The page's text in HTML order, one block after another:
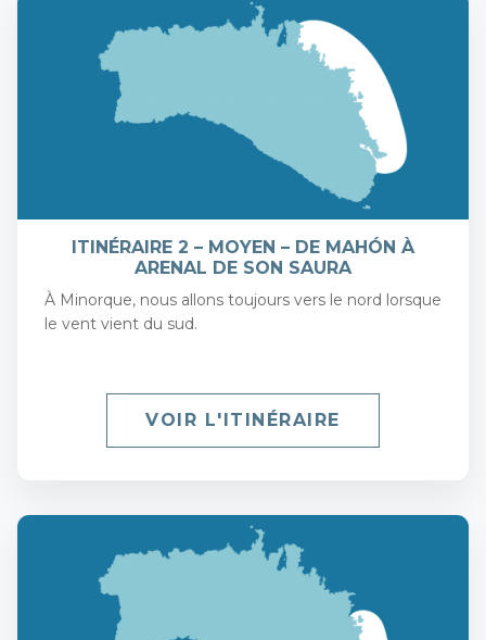
ITINÉRAIRE 2 – MOYEN – DE MAHÓN À
ARENAL DE SON SAURA
À Minorque, nous allons toujours vers le nord lorsque
le vent vient du sud.
VOIR L'ITINÉRAIRE